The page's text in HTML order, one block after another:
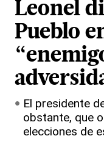
Leonel
Pueblo
El presidente
obstante, que
elecciones de